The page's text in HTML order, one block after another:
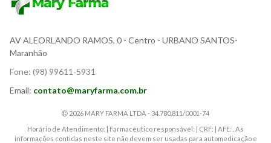
AV ALEORLANDO RAMOS, 0 - Centro - URBANO SANTOS-
Maranhão
Fone: (98) 99611-5931
Email: contato@maryfarma.com.br
2026 MARY FARMA LTDA - 34.780.811/0001-74
Horário de Atendimento: | Farmacêutico responsável: | CRF: | AFE: . As
informações contidas neste site não devem ser usadas para automedicação e